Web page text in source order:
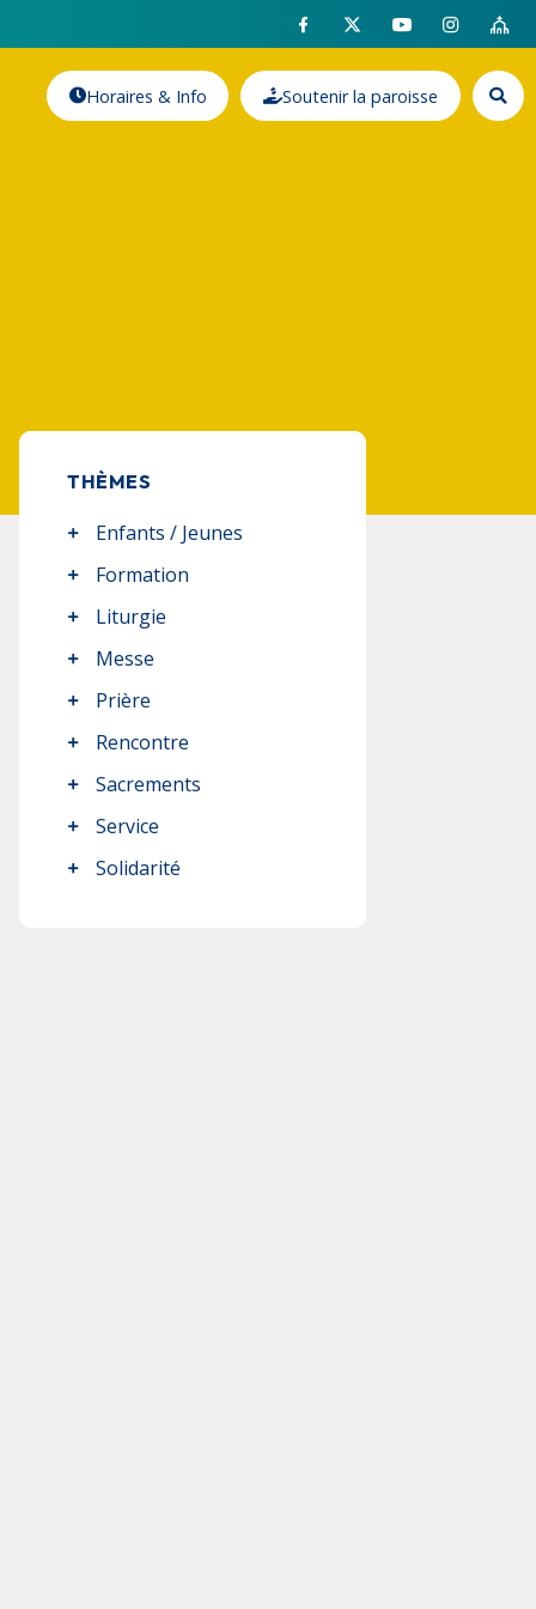
Horaires & Info Soutenir la paroisse
THÈMES
Enfants / Jeunes
Formation
Liturgie
Messe
Prière
Rencontre
Sacrements
Service
Solidarité